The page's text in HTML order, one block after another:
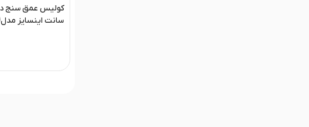
سانت اینسایز مدل500-1141